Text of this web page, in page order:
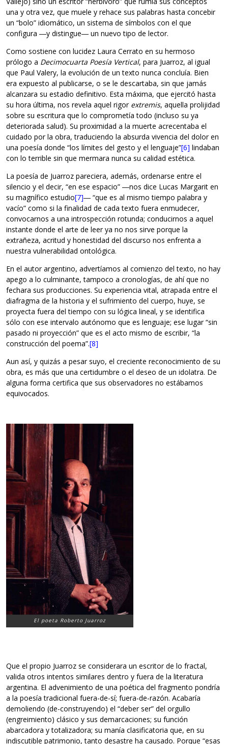
una y otra vez, que muele y rehace sus palabras hasta concebir
un “bolo” idiomático, un sistema de símbolos con el que
configura ―y distingue― un nuevo tipo de lector.
Como sostiene con lucidez Laura Cerrato en su hermoso
prólogo a Decimocuarta Poesía Vertical, para Juarroz, al igual
que Paul Valery, la evolución de un texto nunca concluía. Bien
era expuesto al publicarse, o se le descartaba, sin que jamás
alcanzara su estadio definitivo. Esta máxima, que ejercitó hasta
su hora última, nos revela aquel rigor extremis, aquella prolijidad
sobre su escritura que lo comprometía todo (incluso su ya
deteriorada salud). Su proximidad a la muerte acrecentaba el
cuidado por la obra, traduciendo la absurda vivencia del dolor en
una poesía donde “los límites del gesto y el lenguaje”[6] lindaban
con lo terrible sin que mermara nunca su calidad estética.
La poesía de Juarroz pareciera, además, ordenarse entre el
silencio y el decir, “en ese espacio” ―nos dice Lucas Margarit en
su magnífico estudio[7]― “que es al mismo tiempo palabra y
vacío” como si la finalidad de cada texto fuera enmudecer,
convocarnos a una introspección rotunda; conducirnos a aquel
instante donde el arte de leer ya no nos sirve porque la
extrañeza, acritud y honestidad del discurso nos enfrenta a
nuestra vulnerabilidad ontológica.
En el autor argentino, advertíamos al comienzo del texto, no hay
apego a lo culminante, tampoco a cronologías, de ahí que no
fechara sus producciones. Su experiencia vital, atrapada entre el
diafragma de la historia y el sufrimiento del cuerpo, huye, se
proyecta fuera del tiempo con su lógica lineal, y se identifica
sólo con ese intervalo autónomo que es lenguaje; ese lugar “sin
pasado ni proyección” que es el acto mismo de escribir, “la
construcción del poema”.[8]
Aun así, y quizás a pesar suyo, el creciente reconocimiento de su
obra, es más que una certidumbre o el deseo de un idolatra. De
alguna forma certifica que sus observadores no estábamos
equivocados.
El poeta Roberto Juarroz
Que el propio Juarroz se considerara un escritor de lo fractal,
valida otros intentos similares dentro y fuera de la literatura
argentina. El advenimiento de una poética del fragmento pondría
a la poesía tradicional fuera-de-sí; fuera-de-razón. Acabaría
demoliendo (de-construyendo) el “deber ser” del orgullo
(engreimiento) clásico y sus demarcaciones; su función
abarcadora y totalizadora; su manía clasificatoria que, en su
indiscutible patrimonio, tanto desastre ha causado. Porque “esas